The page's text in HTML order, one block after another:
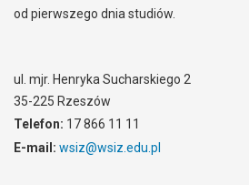
od pierwszego dnia studiów.
ul. mjr. Henryka Sucharskiego 2
35-225 Rzeszów
Telefon: 17 866 11 11
E-mail: wsiz@wsiz.edu.pl